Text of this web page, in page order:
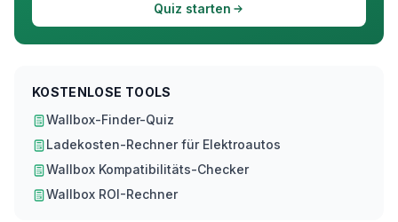
Quiz starten
KOSTENLOSE TOOLS
Wallbox-Finder-Quiz
Ladekosten-Rechner für Elektroautos
Wallbox Kompatibilitäts-Checker
Wallbox ROI-Rechner